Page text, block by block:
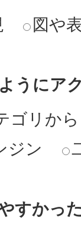
図や
うにア
ゴリから
ジン
すかっ